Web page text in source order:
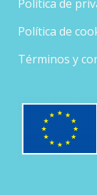
Política de
Política de
Términos y